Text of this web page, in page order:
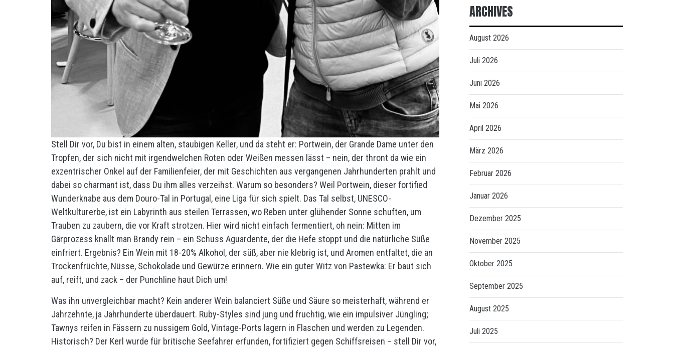
Stell Dir vor, Du bist in einem alten, staubigen Keller, und da steht er: Portwein, der Grande Dame unter den
Tropfen, der sich nicht mit irgendwelchen Roten oder Weißen messen lässt – nein, der thront da wie ein
exzentrischer Onkel auf der Familienfeier, der mit Geschichten aus vergangenen Jahrhunderten prahlt und
dabei so charmant ist, dass Du ihm alles verzeihst. Warum so besonders? Weil Portwein, dieser fortified
Wunderknabe aus dem Douro-Tal in Portugal, eine Liga für sich spielt. Das Tal selbst, UNESCO-
Weltkulturerbe, ist ein Labyrinth aus steilen Terrassen, wo Reben unter glühender Sonne schuften, um
Trauben zu zaubern, die vor Kraft strotzen. Hier wird nicht einfach fermentiert, oh nein: Mitten im
Gärprozess knallt man Brandy rein – ein Schuss Aguardente, der die Hefe stoppt und die natürliche Süße
einfriert. Ergebnis? Ein Wein mit 18-20% Alkohol, der süß, aber nie klebrig ist, und Aromen entfaltet, die an
Trockenfrüchte, Nüsse, Schokolade und Gewürze erinnern. Wie ein guter Witz von Pastewka: Er baut sich
auf, reift, und zack – der Punchline haut Dich um!
Was ihn unvergleichbar macht? Kein anderer Wein balanciert Süße und Säure so meisterhaft, während er
Jahrzehnte, ja Jahrhunderte überdauert. Ruby-Styles sind jung und fruchtig, wie ein impulsiver Jüngling;
Tawnys reifen in Fässern zu nussigem Gold, Vintage-Ports lagern in Flaschen und werden zu Legenden.
Historisch? Der Kerl wurde für britische Seefahrer erfunden, fortifiziert gegen Schiffsreisen – stell Dir vor,
ARCHIVES
August 2026
Juli 2026
Juni 2026
Mai 2026
April 2026
März 2026
Februar 2026
Januar 2026
Dezember 2025
November 2025
Oktober 2025
September 2025
August 2025
Juli 2025